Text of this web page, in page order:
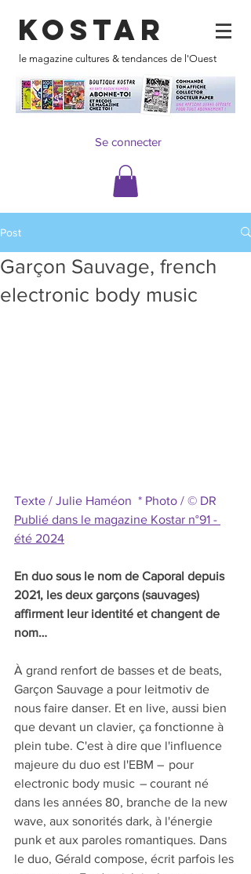
KOSTAR
le magazine cultures & tendances de l'Ouest
Se connecter
Post
Garçon Sauvage, french
electronic body music
Texte / Julie Haméon  * Photo / © DR
Publié dans le magazine Kostar n°91 -
été 2024
En duo sous le nom de Caporal depuis
2021, les deux garçons (sauvages)
affirment leur identité et changent de
nom…
À grand renfort de basses et de beats,
Garçon Sauvage a pour leitmotiv de
nous faire danser. Et en live, aussi bien
que devant un clavier, ça fonctionne à
plein tube. C'est à dire que l'influence
majeure du duo est l'EBM –  pour
electronic body music  – courant né
dans les années 80, branche de la new
wave, aux sonorités dark, à l'énergie
punk et aux paroles romantiques. Dans
le duo, Gérald compose, écrit parfois les